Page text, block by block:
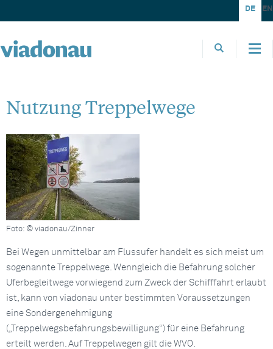
DE EN
Nutzung Treppelwege
Foto: © viadonau/Zinner
Bei Wegen unmittelbar am Flussufer handelt es sich meist um
sogenannte Treppelwege. Wenngleich die Befahrung solcher
Uferbegleitwege vorwiegend zum Zweck der Schifffahrt erlaubt
ist, kann von viadonau unter bestimmten Voraussetzungen
eine Sondergenehmigung
(„Treppelwegsbefahrungsbewilligung“) für eine Befahrung
erteilt werden. Auf Treppelwegen gilt die WVO.